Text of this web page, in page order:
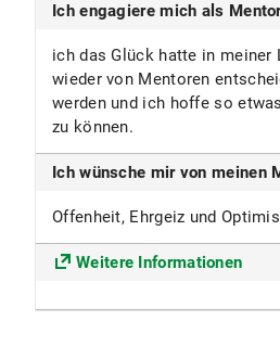
Ich engagiere mich als
ich das Glück hatte in meiner
wieder von Mentoren
werden und ich hoffe so
zu können.
Ich wünsche mir von meinen
Offenheit, Ehrgeiz und
Weitere Informationen